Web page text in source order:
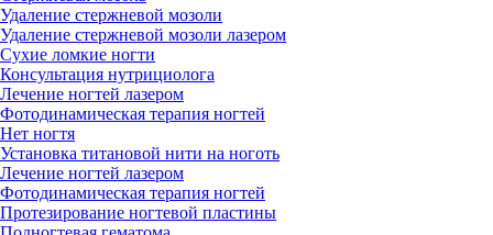
Удаление стержневой мозоли
Удаление стержневой мозоли лазером
Сухие ломкие ногти
Консультация нутрициолога
Лечение ногтей лазером
Фотодинамическая терапия ногтей
Нет ногтя
Установка титановой нити на ноготь
Лечение ногтей лазером
Фотодинамическая терапия ногтей
Протезирование ногтевой пластины